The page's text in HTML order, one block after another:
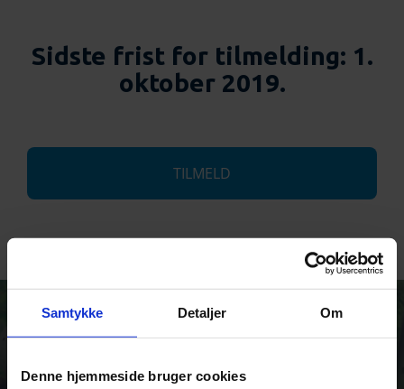
Samtykke Detaljer Om
Denne hjemmeside bruger cookies
Sidste frist for tilmelding: 1.
oktober 2019.
TILMELD